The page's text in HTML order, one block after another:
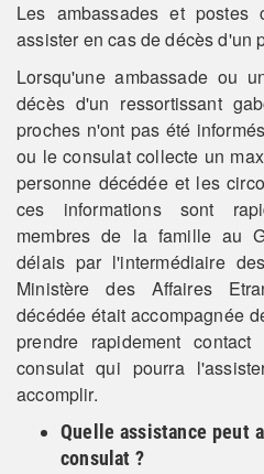
Les ambassades et postes
assister en cas de décès d'un
Lorsqu'une ambassade ou
décès d'un ressortissant
proches n'ont pas été
ou le consulat collecte un
personne décédée et les
ces informations sont
membres de la famille au
délais par l'intermédiaire
Ministère des Affaires
décédée était accompagnée
prendre rapidement
consulat qui pourra
accomplir.
Quelle assistance peut
consulat ?